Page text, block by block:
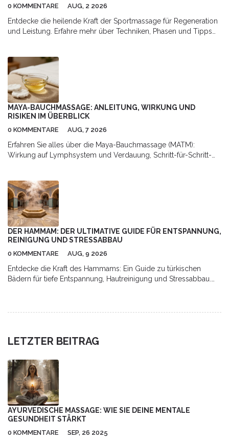
0 KOMMENTARE AUG, 2 2026
Entdecke die heilende Kraft der Sportmassage für Regeneration
und Leistung. Erfahre mehr über Techniken, Phasen und Tipps
MAYA-BAUCHMASSAGE: ANLEITUNG, WIRKUNG UND
RISIKEN IM ÜBERBLICK
0 KOMMENTARE AUG, 7 2026
Erfahren Sie alles über die Maya-Bauchmassage (MATM):
Wirkung auf Lymphsystem und Verdauung, Schritt-für-Schritt-
DER HAMMAM: DER ULTIMATIVE GUIDE FÜR ENTSPANNUNG,
REINIGUNG UND STRESSABBAU
0 KOMMENTARE AUG, 9 2026
Entdecke die Kraft des Hammams: Ein Guide zu türkischen
Bädern für tiefe Entspannung, Hautreinigung und Stressabbau.
LETZTER BEITRAG
AYURVEDISCHE MASSAGE: WIE SIE DEINE MENTALE
GESUNDHEIT STÄRKT
0 KOMMENTARE SEP, 26 2025